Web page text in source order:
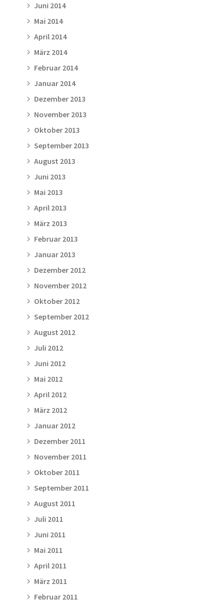
Juni 2014
Mai 2014
April 2014
März 2014
Februar 2014
Januar 2014
Dezember 2013
November 2013
Oktober 2013
September 2013
August 2013
Juni 2013
Mai 2013
April 2013
März 2013
Februar 2013
Januar 2013
Dezember 2012
November 2012
Oktober 2012
September 2012
August 2012
Juli 2012
Juni 2012
Mai 2012
April 2012
März 2012
Januar 2012
Dezember 2011
November 2011
Oktober 2011
September 2011
August 2011
Juli 2011
Juni 2011
Mai 2011
April 2011
März 2011
Februar 2011